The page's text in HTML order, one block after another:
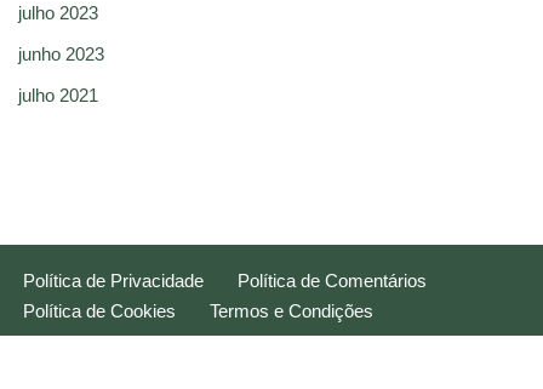
julho 2023
junho 2023
julho 2021
Política de Privacidade
Política de Comentários
Política de Cookies
Termos e Condições